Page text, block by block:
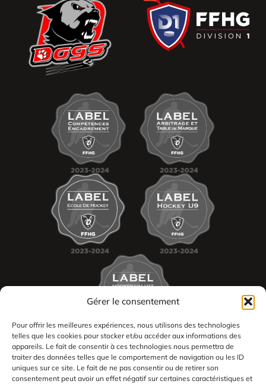
Gérer le consentement
Pour offrir les meilleures expériences, nous utilisons des technologies
telles que les cookies pour stocker et/ou accéder aux informations des
appareils. Le fait de consentir à ces technologies nous permettra de
traiter des données telles que le comportement de navigation ou les ID
uniques sur ce site. Le fait de ne pas consentir ou de retirer son
consentement peut avoir un effet négatif sur certaines caractéristiques et